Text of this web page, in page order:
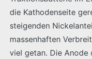
die Kathodenseite
steigenden
massenhaften
viel getan. Die Anode